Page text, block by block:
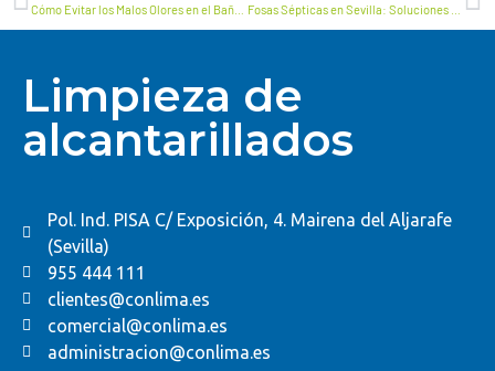
Limpieza de
alcantarillados
Pol. Ind. PISA C/ Exposición, 4. Mairena del Aljarafe
(Sevilla)
955 444 111
clientes@conlima.es
comercial@conlima.es
administracion@conlima.es